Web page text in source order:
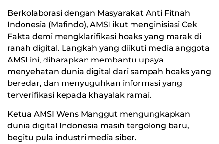
Berkolaborasi dengan Masyarakat Anti Fitnah
Indonesia (Mafindo), AMSI ikut menginisiasi Cek
Fakta demi mengklarifikasi hoaks yang marak di
ranah digital. Langkah yang diikuti media anggota
AMSI ini, diharapkan membantu upaya
menyehatan dunia digital dari sampah hoaks yang
beredar, dan menyuguhkan informasi yang
terverifikasi kepada khayalak ramai.
Ketua AMSI Wens Manggut mengungkapkan
dunia digital Indonesia masih tergolong baru,
begitu pula industri media siber.